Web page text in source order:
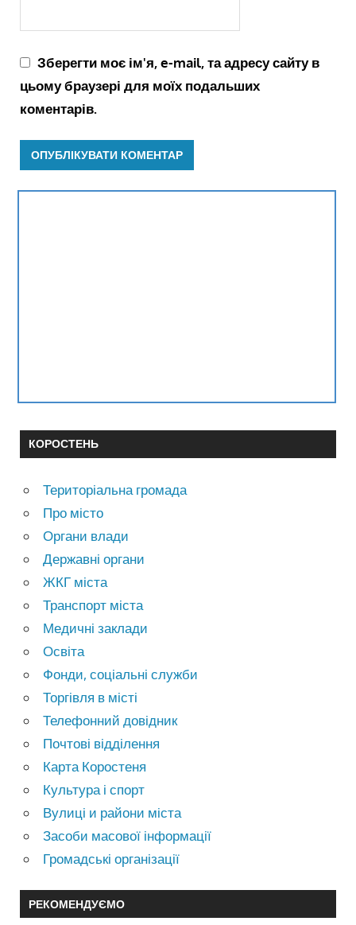
Зберегти моє ім'я, e-mail, та адресу сайту в
цьому браузері для моїх подальших
коментарів.
КОРОСТЕНЬ
Територіальна громада
Про місто
Органи влади
Державні органи
ЖКГ міста
Транспорт міста
Медичні заклади
Освіта
Фонди, соціальні служби
Торгівля в місті
Телефонний довідник
Почтові відділення
Карта Коростеня
Культура і спорт
Вулиці и райони міста
Засоби масової інформації
Громадські організації
РЕКОМЕНДУЄМО